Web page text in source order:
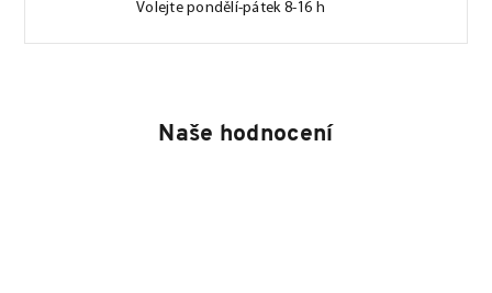
Volejte pondělí-pátek 8-16 h
Naše hodnocení